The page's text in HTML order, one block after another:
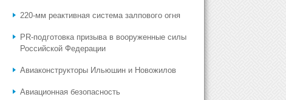
220-мм реактивная система залпового огня
PR-подготовка призыва в вооруженные силы
Российской Федерации
Авиаконструкторы Ильюшин и Новожилов
Авиационная безопасность